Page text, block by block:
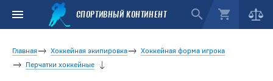
СПОРТИВНЫЙ КОНТИНЕНТ
Главная Хоккейная экипировка
Хоккейная форма игрока
Перчатки хоккейные